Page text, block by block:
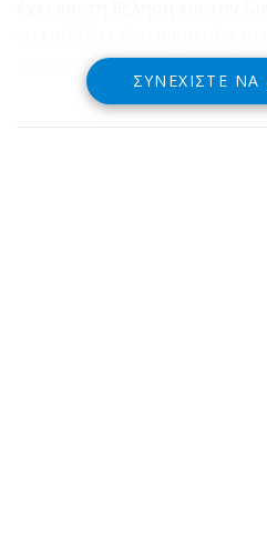
της κοινωνίας και θα το
ΣΥΝΕΧΊΣΤΕ ΝΑ